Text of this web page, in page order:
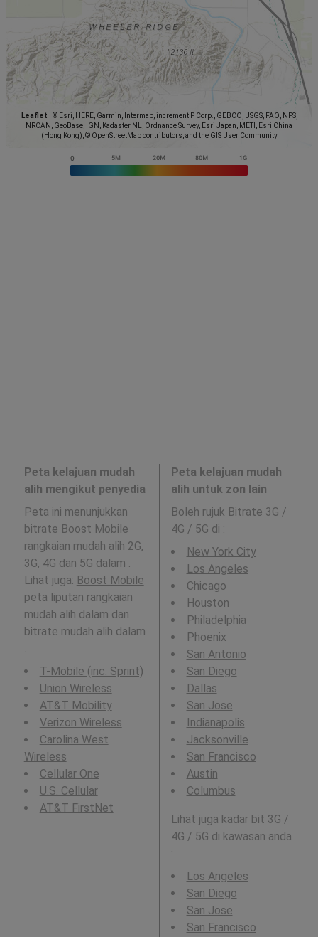
Leaflet
© Esri, HERE, Garmin, Intermap, increment P Corp., GEBCO, USGS, FAO, NPS,
NRCAN, GeoBase, IGN, Kadaster NL, Ordnance Survey, Esri Japan, METI, Esri China
(Hong Kong), © OpenStreetMap contributors, and the GIS User Community
Peta kelajuan mudah
alih mengikut penyedia
Peta ini menunjukkan
bitrate Boost Mobile
rangkaian mudah alih 2G,
3G, 4G dan 5G dalam .
Lihat juga: Boost Mobile
peta liputan rangkaian
mudah alih dalam dan
bitrate mudah alih dalam
.
T-Mobile (inc. Sprint)
Union Wireless
AT&T Mobility
Verizon Wireless
Carolina West
Wireless
Cellular One
U.S. Cellular
AT&T FirstNet
Peta kelajuan mudah
alih untuk zon lain
Boleh rujuk Bitrate 3G /
4G / 5G di :
New York City
Los Angeles
Chicago
Houston
Philadelphia
Phoenix
San Antonio
San Diego
Dallas
San Jose
Indianapolis
Jacksonville
San Francisco
Austin
Columbus
Lihat juga kadar bit 3G /
4G / 5G di kawasan anda
:
Los Angeles
San Diego
San Jose
San Francisco